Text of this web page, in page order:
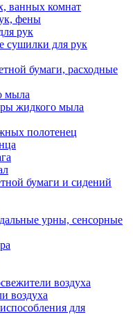
ванных комнат
фены
рук
сушилки для рук
бумаги, расходные
мыла
жидкого мыла
полотенец
бумаги и сидений
урны, сенсорные
воздуха
воздуха
для